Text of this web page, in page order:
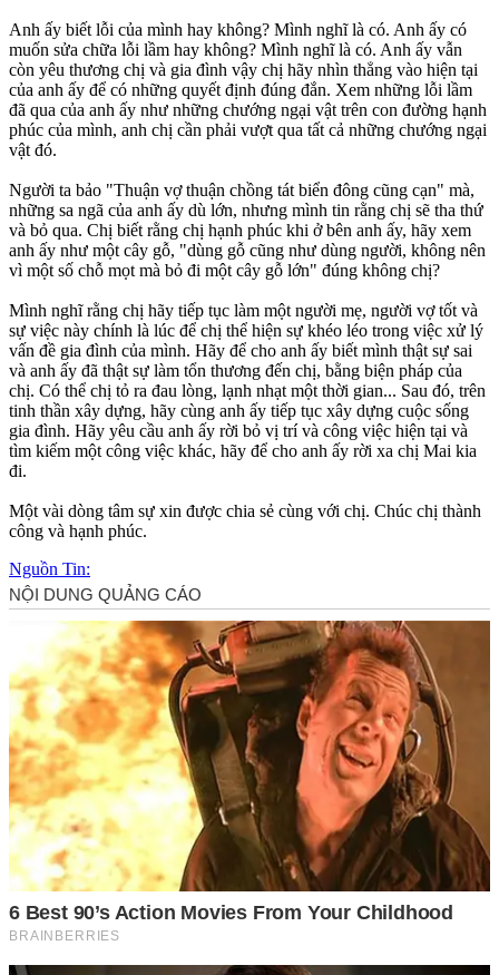
Anh ấy biết lỗi của mình hay không? Mình nghĩ là có. Anh ấy có
muốn sửa chữa lỗi lầm hay không? Mình nghĩ là có. Anh ấy vẫn
còn yêu thương chị và gia đình vậy chị hãy nhìn thẳng vào hiện tại
của anh ấy để có những quyết định đúng đắn. Xem những lỗi lầm
đã qua của anh ấy như những chướng ngại vật trên con đường hạnh
phúc của mình, anh chị cần phải vượt qua tất cả những chướng ngại
vật đó.
Người ta bảo "Thuận vợ thuận chồng tát biển đông cũng cạn" mà,
những sa ngã của anh ấy dù lớn, nhưng mình tin rằng chị sẽ tha thứ
và bỏ qua. Chị biết rằng chị hạnh phúc khi ở bên anh ấy, hãy xem
anh ấy như một cây gỗ, "dùng gỗ cũng như dùng người, không nên
vì một số chỗ mọt mà bỏ đi một cây gỗ lớn" đúng không chị?
Mình nghĩ rằng chị hãy tiếp tục làm một người mẹ, người vợ tốt và
sự việc này chính là lúc để chị thể hiện sự khéo léo trong việc xử lý
vấn đề gia đình của mình. Hãy để cho anh ấy biết mình thật sự sai
và anh ấy đã thật sự làm tổn thương đến chị, bằng biện pháp của
chị. Có thể chị tỏ ra đau lòng, lạnh nhạt một thời gian... Sau đó, trên
tinh thần xây dựng, hãy cùng anh ấy tiếp tục xây dựng cuộc sống
gia đình. Hãy yêu cầu anh ấy rời bỏ vị trí và công việc hiện tại và
tìm kiếm một công việc khác, hãy để cho anh ấy rời xa chị Mai kia
đi.
Một vài dòng tâm sự xin được chia sẻ cùng với chị. Chúc chị thành
công và hạnh phúc.
Nguồn Tin: